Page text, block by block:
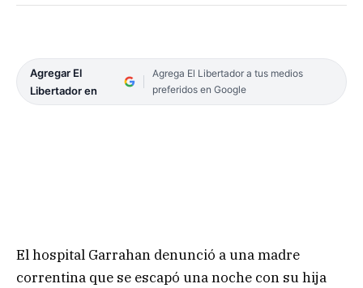
Agregar El
Libertador en
Agrega El Libertador a tus medios
preferidos en Google
El hospital Garrahan denunció a una madre
correntina que se escapó una noche con su hija